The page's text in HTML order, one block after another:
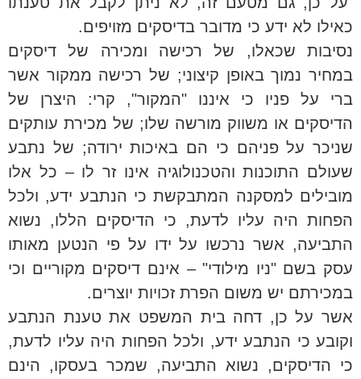
כאילו לא ידע כי מדובר בדיסקים מזויפים.
נסיבות שכאלו, של רכישה ומכירה של דיסקים
במחיר נמוך באופן קיצוני; של רכישה ממקור אשר
ברי על פניו כי איננו "המקור", קרי: היצרן של
הדיסקים או משווק מורשה שלו; של מכירת עותקים
שניכר על פניהם כי הם באיכות ירודה; של נתבע
שעולם התוכנות והטכנולוגיה אינו זר לו – כל אלו
מובילים למסקנה המתבקשת כי הנתבע ידע, ולכל
הפחות היה עליו לדעת, כי הדיסקים הללו, נשוא
התביעה, אשר נרכשו על ידו על פי הנטען מאותו
עסק בשם "ניו מילודי" – אינם דיסקים מקוריים וכי
במכירתם יש משום הפרת זכויות יוצרים.
אשר על כן, דחה בית המשפט את טענת הנתבע
וקובע כי הנתבע ידע, ולכל הפחות היה עליו לדעת,
כי הדיסקים, נשוא התביעה, שמכר בעסקו, הינם